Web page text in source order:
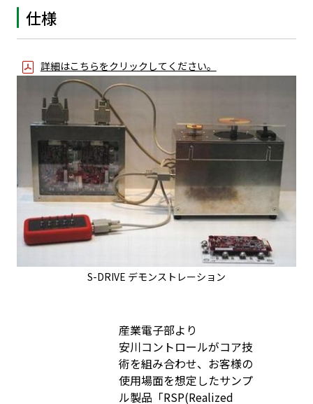
仕様
詳細はこちらをクリックしてください。
S-DRIVE デモンストレーション
産業電子部より
安川コントロールがコア技
術を組み合わせ、お客様の
使用場面を想定したサンプ
ル製品「RSP(Realized